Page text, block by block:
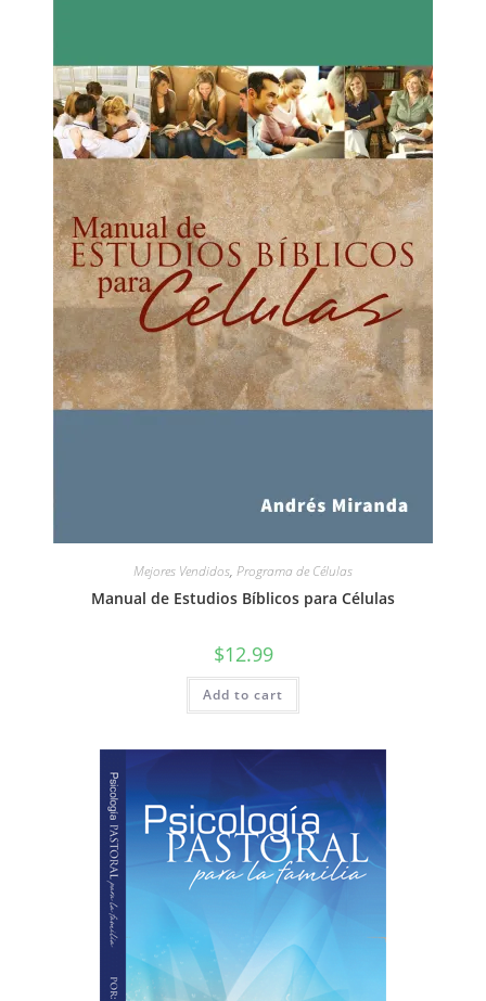
Mejores Vendidos, Programa de Células
Manual de Estudios Bíblicos para Células
$12.99
Add to cart